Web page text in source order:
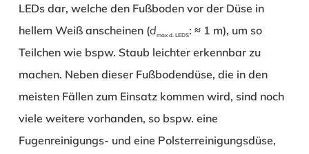
LEDs dar, welche den Fußboden vor der Düse in
hellem Weiß anscheinen (dmax d. LEDS: ≈ 1 m), um so
Teilchen wie bspw. Staub leichter erkennbar zu
machen. Neben dieser Fußbodendüse, die in den
meisten Fällen zum Einsatz kommen wird, sind noch
viele weitere vorhanden, so bspw. eine
Fugenreinigungs- und eine Polsterreinigungsdüse,